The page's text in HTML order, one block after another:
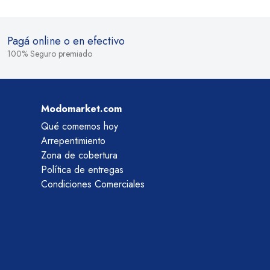
Pagá online o en efectivo
100% Seguro premiado
Modomarket.com
Qué comemos hoy
Arrepentimiento
Zona de cobertura
Política de entregas
Condiciones Comerciales